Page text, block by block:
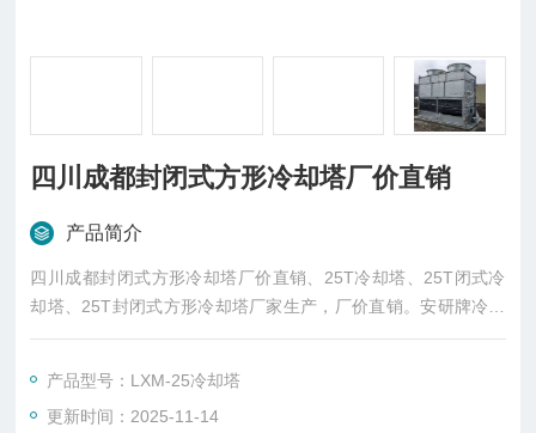
四川成都封闭式方形冷却塔厂价直销
产品简介
四川成都封闭式方形冷却塔厂价直销、25T冷却塔、25T闭式冷
却塔、25T封闭式方形冷却塔厂家生产，厂价直销。安研牌冷却
塔厂家、成都闭式冷却塔、四川闭式冷却塔、广东闭式冷却塔厂
产品型号：LXM-25冷却塔
更新时间：2025-11-14